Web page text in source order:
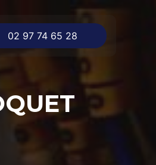
02 97 74 65 28